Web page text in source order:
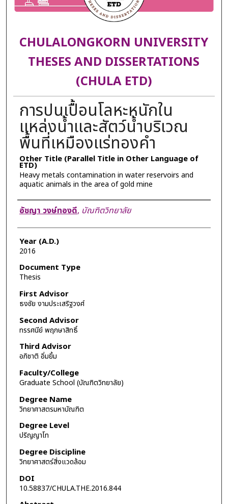
CHULALONGKORN UNIVERSITY
THESES AND DISSERTATIONS
(CHULA ETD)
การปนเปื้อนโลหะหนักใน
แหล่งน้ำและสัตว์น้ำบริเวณ
พื้นที่เหมืองแร่ทองคำ
Other Title (Parallel Title in Other Language of
ETD)
Heavy metals contamination in water reservoirs and
aquatic animals in the area of gold mine
Author
อัชญา วงษ์ทองดี, บัณฑิตวิทยาลัย
Year (A.D.)
2016
Document Type
Thesis
First Advisor
ธงชัย งามประเสริฐวงศ์
Second Advisor
ทรรศนีย์ พฤกษาสิทธิ์
Third Advisor
อภิชาติ อิ่มยิ้ม
Faculty/College
Graduate School (บัณฑิตวิทยาลัย)
Degree Name
วิทยาศาสตรมหาบัณฑิต
Degree Level
ปริญญาโท
Degree Discipline
วิทยาศาสตร์สิ่งแวดล้อม
DOI
10.58837/CHULA.THE.2016.844